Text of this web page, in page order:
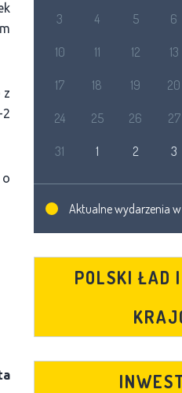
z
3 4 5 6
10 11 12 13
17 18 19 20
24 25 26 27
31 1 2 3
Aktualne wydarzenia
POLSKI ŁAD